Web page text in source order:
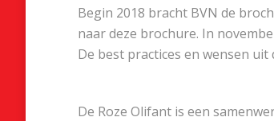
Begin 2018 bracht BVN de
naar deze brochure. In
De best practices en wensen
De Roze Olifant is een